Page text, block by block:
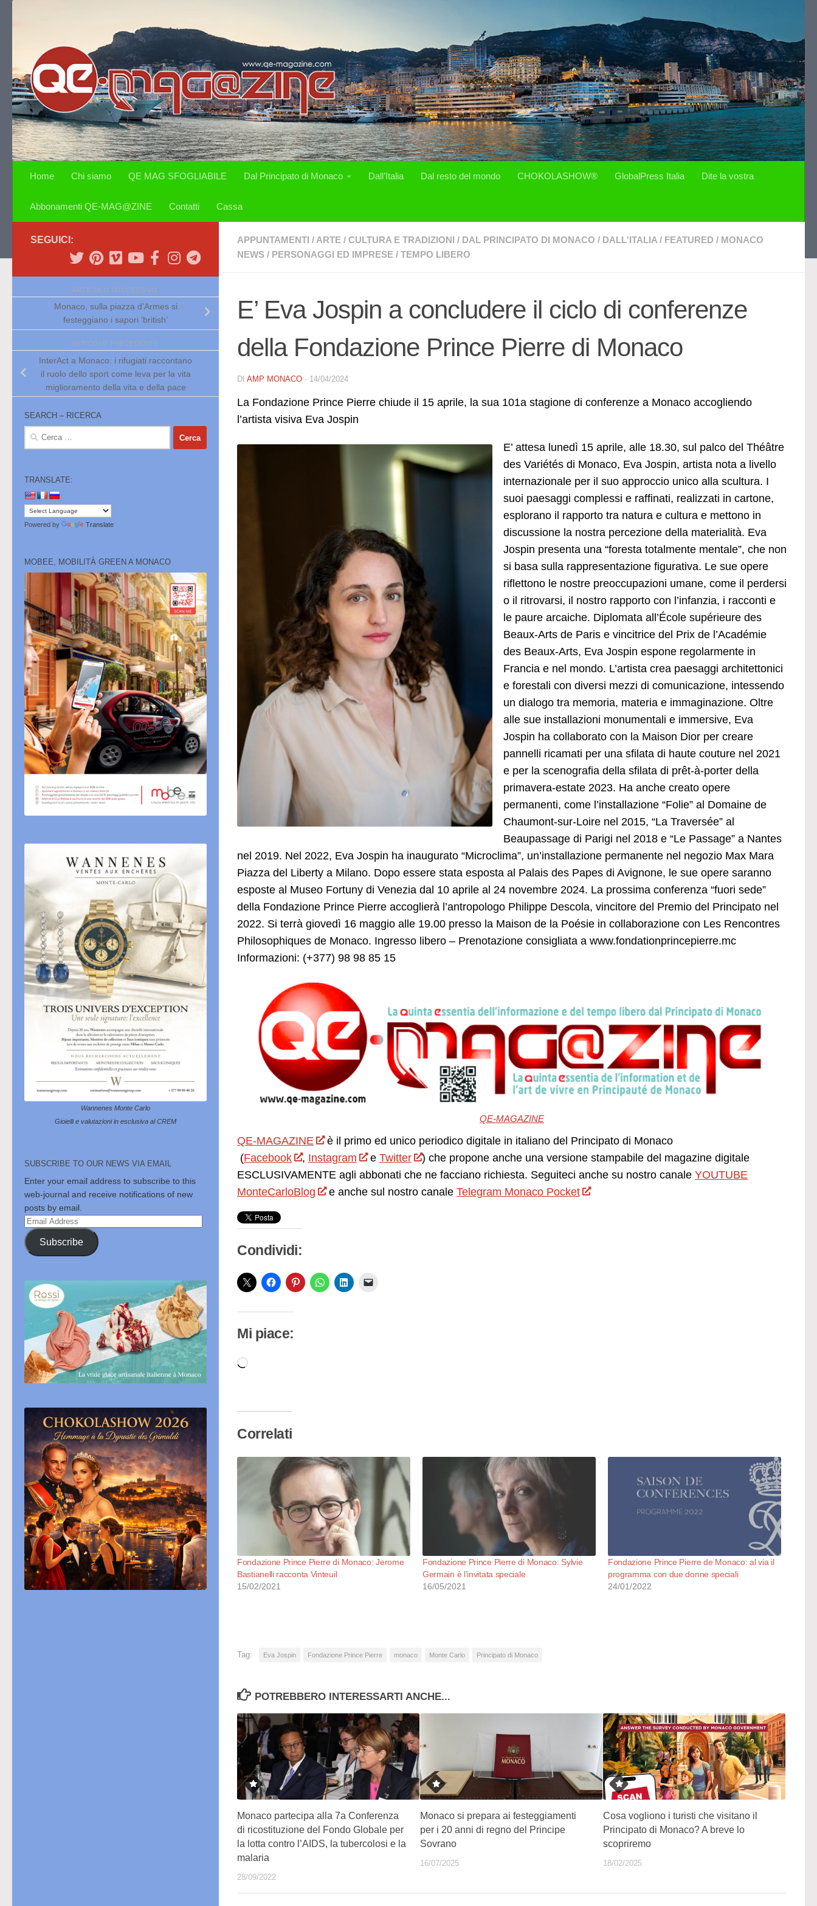
Home Chi siamo QE MAG SFOGLIABILE Dal Principato di Monaco Dall’Italia Dal resto del mondo CHOKOLASHOW® GlobalPress Italia Dite la vostra
Abbonamenti QE-MAG@ZINE Contatti Cassa
APPUNTAMENTI / ARTE / CULTURA E TRADIZIONI / DAL PRINCIPATO DI MONACO / DALL'ITALIA / FEATURED / MONACO
NEWS / PERSONAGGI ED IMPRESE / TEMPO LIBERO
E’ Eva Jospin a concludere il ciclo di conferenze
della Fondazione Prince Pierre di Monaco
DI AMP MONACO · 14/04/2024
La Fondazione Prince Pierre chiude il 15 aprile, la sua 101a stagione di conferenze a Monaco accogliendo
l’artista visiva Eva Jospin
E’ attesa lunedì 15 aprile, alle 18.30, sul palco del Théâtre
des Variétés di Monaco, Eva Jospin, artista nota a livello
internazionale per il suo approccio unico alla scultura. I
suoi paesaggi complessi e raffinati, realizzati in cartone,
esplorano il rapporto tra natura e cultura e mettono in
discussione la nostra percezione della materialità. Eva
Jospin presenta una “foresta totalmente mentale”, che non
si basa sulla rappresentazione figurativa. Le sue opere
riflettono le nostre preoccupazioni umane, come il perdersi
o il ritrovarsi, il nostro rapporto con l’infanzia, i racconti e
le paure arcaiche. Diplomata all’École supérieure des
Beaux-Arts de Paris e vincitrice del Prix de l’Académie
des Beaux-Arts, Eva Jospin espone regolarmente in
Francia e nel mondo. L’artista crea paesaggi architettonici
e forestali con diversi mezzi di comunicazione, intessendo
un dialogo tra memoria, materia e immaginazione. Oltre
alle sue installazioni monumentali e immersive, Eva
Jospin ha collaborato con la Maison Dior per creare
pannelli ricamati per una sfilata di haute couture nel 2021
e per la scenografia della sfilata di prêt-à-porter della
primavera-estate 2023. Ha anche creato opere
permanenti, come l’installazione “Folie” al Domaine de
Chaumont-sur-Loire nel 2015, “La Traversée” al
Beaupassage di Parigi nel 2018 e “Le Passage” a Nantes
nel 2019. Nel 2022, Eva Jospin ha inaugurato “Microclima”, un’installazione permanente nel negozio Max Mara
Piazza del Liberty a Milano. Dopo essere stata esposta al Palais des Papes di Avignone, le sue opere saranno
esposte al Museo Fortuny di Venezia dal 10 aprile al 24 novembre 2024. La prossima conferenza “fuori sede”
della Fondazione Prince Pierre accoglierà l’antropologo Philippe Descola, vincitore del Premio del Principato nel
2022. Si terrà giovedì 16 maggio alle 19.00 presso la Maison de la Poésie in collaborazione con Les Rencontres
Philosophiques de Monaco. Ingresso libero – Prenotazione consigliata a www.fondationprincepierre.mc
Informazioni: (+377) 98 98 85 15
QE-MAGAZINE
QE-MAGAZINE
è il primo ed unico periodico digitale in italiano del Principato di Monaco
(Facebook , Instagram e Twitter
) che propone anche una versione stampabile del magazine digitale
ESCLUSIVAMENTE agli abbonati che ne facciano richiesta. Seguiteci anche su nostro canale YOUTUBE
MonteCarloBlog
e anche sul nostro canale Telegram Monaco Pocket
Condividi:
Mi piace:
Caricamento
Correlati
Fondazione Prince Pierre di Monaco: Jerome
Bastianelli racconta Vinteuil
15/02/2021
Fondazione Prince Pierre di Monaco: Sylvie
Germain è l’invitata speciale
16/05/2021
Fondazione Prince Pierre de Monaco: al via il
programma con due donne speciali
24/01/2022
Tag: Eva Jospin Fondazione Prince Pierre monaco Monte Carlo Principato di Monaco
POTREBBERO INTERESSARTI ANCHE...
Monaco partecipa alla 7a Conferenza
di ricostituzione del Fondo Globale per
la lotta contro l’AIDS, la tubercolosi e la
malaria
28/09/2022
Monaco si prepara ai festeggiamenti
per i 20 anni di regno del Principe
Sovrano
16/07/2025
Cosa vogliono i turisti che visitano il
Principato di Monaco? A breve lo
scopriremo
18/02/2025
SEGUICI:
ARTICOLO SUCCESSIVO
Monaco, sulla piazza d’Armes si
festeggiano i sapori ‘british’
ARTICOLO PRECEDENTE
InterAct a Monaco: i rifugiati raccontano
il ruolo dello sport come leva per la vita
miglioramento della vita e della pace
SEARCH – RICERCA
Ricerca
TRANSLATE:
Powered by Translate
MOBEE, MOBILITÀ GREEN A MONACO
Wannenes Monte Carlo
Gioielli e valutazioni in esclusiva al CREM
SUBSCRIBE TO OUR NEWS VIA EMAIL
Enter your email address to subscribe to this
web-journal and receive notifications of new
posts by email.
Email
Address
Subscribe